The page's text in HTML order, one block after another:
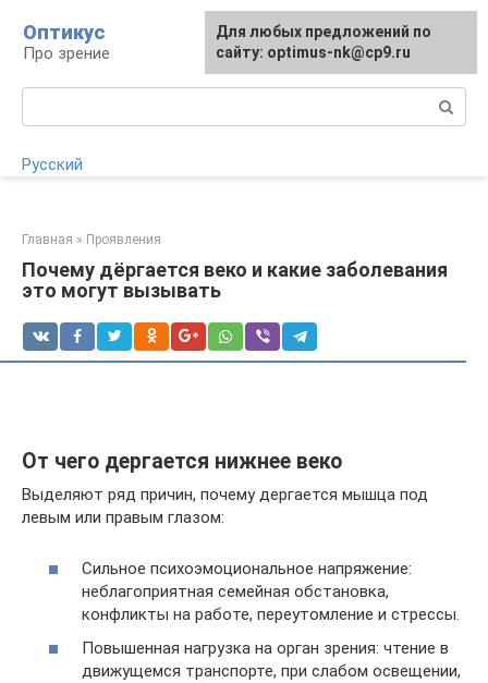
контенту
Оптикус
Про зрение
Русский
Главная » Проявления
Почему дёргается веко и какие заболевания
это могут вызывать
От чего дергается нижнее веко
Выделяют ряд причин, почему дергается мышца под
левым или правым глазом:
Сильное психоэмоциональное напряжение:
неблагоприятная семейная обстановка,
конфликты на работе, переутомление и стрессы.
Повышенная нагрузка на орган зрения: чтение в
движущемся транспорте, при слабом освещении,
Для любых предложений по
сайту: [email protected]
Для любых предложений по
сайту: optimus-nk@cp9.ru